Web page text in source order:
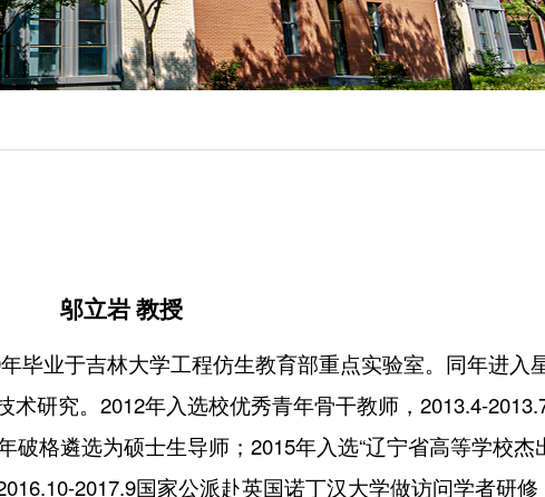
邬立岩 教授
毕业于吉林大学工程仿生教育部重点实验室。同年进入
术研究。2012年入选校优秀青年骨干教师，2013.4-
破格遴选为硕士生导师；2015年入选“辽宁省高等学校
2017.9国家公派赴英国诺丁汉大学做访问学者研